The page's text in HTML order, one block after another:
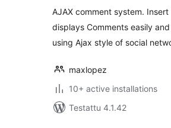
AJAX comment system. Insert
displays Comments easily
using Ajax style of social
maxlopez
10+ active installations
Testattu 4.1.42